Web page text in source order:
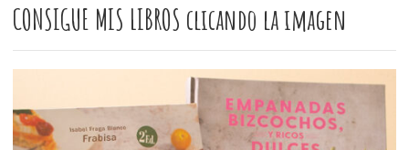
CONSIGUE MIS LIBROS clicando la imagen